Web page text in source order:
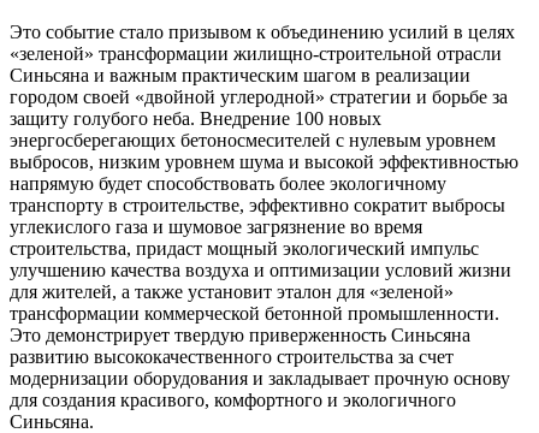
Это событие стало призывом к объединению усилий в целях
«зеленой» трансформации жилищно-строительной отрасли
Синьсяна и важным практическим шагом в реализации
городом своей «двойной углеродной» стратегии и борьбе за
защиту голубого неба. Внедрение 100 новых
энергосберегающих бетоносмесителей с нулевым уровнем
выбросов, низким уровнем шума и высокой эффективностью
напрямую будет способствовать более экологичному
транспорту в строительстве, эффективно сократит выбросы
углекислого газа и шумовое загрязнение во время
строительства, придаст мощный экологический импульс
улучшению качества воздуха и оптимизации условий жизни
для жителей, а также установит эталон для «зеленой»
трансформации коммерческой бетонной промышленности.
Это демонстрирует твердую приверженность Синьсяна
развитию высококачественного строительства за счет
модернизации оборудования и закладывает прочную основу
для создания красивого, комфортного и экологичного
Синьсяна.